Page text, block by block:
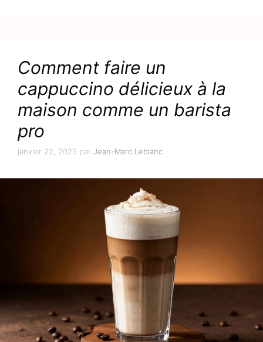
Comment faire un
cappuccino délicieux à la
maison comme un barista
pro
janvier 22, 2025 par Jean-Marc Leblanc